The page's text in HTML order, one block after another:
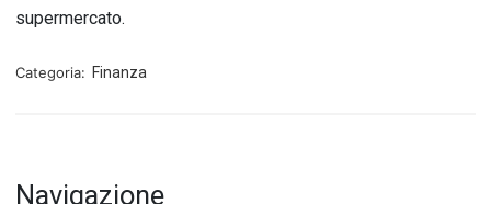
supermercato.
Categoria: Finanza
Navigazione